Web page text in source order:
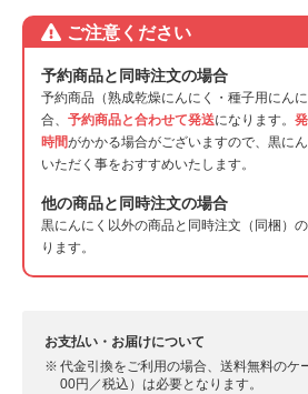
ご注意ください
予約商品と同時注文の場合
予約商品（熟成乾燥にんにく・種子用にん
合、 予約商品と合わせて発送になります。
時間がかかる場合がございますので、黒に
いただく事をおすすめいたします。
他の商品と同時注文の場合
黒にんにく以外の商品と同時注文（同梱）
ります。
お支払い・お届けについて
代金引換をご利用の場合、送料無料のケ
00円／税込）は必要となります。